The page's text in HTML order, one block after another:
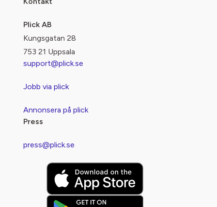
Plick AB
Kungsgatan 28
753 21 Uppsala
support@plick.se
Jobb via plick
Annonsera på plick
Press
press@plick.se